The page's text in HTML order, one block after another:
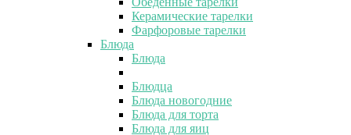
Керамические тарелки
Фарфоровые тарелки
Блюда
Блюда
Блюдца
Блюда новогодние
Блюда для торта
Блюда для яиц